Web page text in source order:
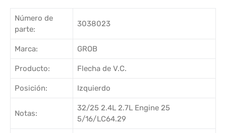
Número de
parte:
3038023
Marca: GROB
Producto: Flecha de V.C.
Posición: Izquierdo
Notas:
32/25 2.4L 2.7L Engine 25
5/16/LC64.29